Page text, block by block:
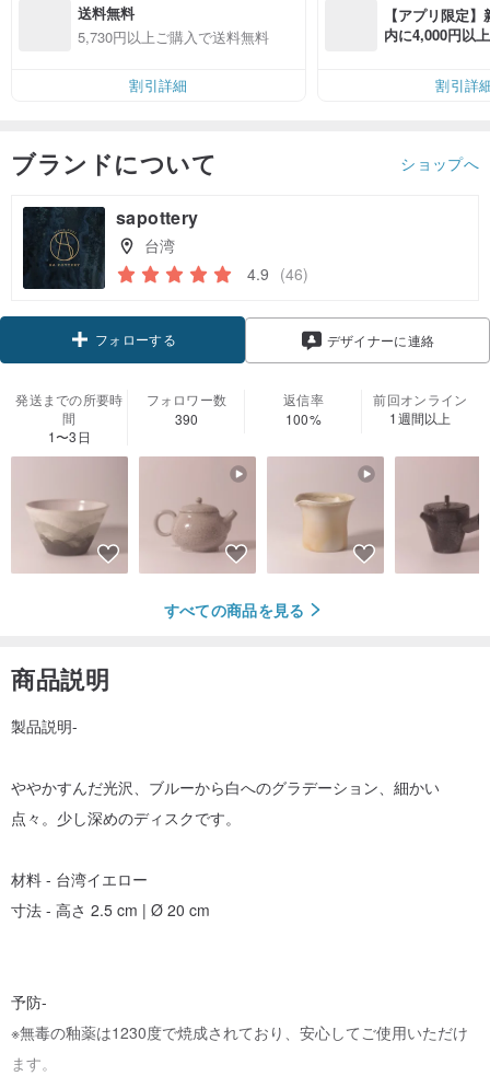
送料無料
5,730円以上ご購入で送料無料
割引詳細
【アプリ限定
内に4,000円以
割引詳
ブランドについて ショップへ
sapottery
台湾
4.9 (46)
フォローする デザイナーに連絡
発送までの所要時
間
1〜3日
フォロワー数
390
返信率
100%
前回オンライン
1週間以上
すべての商品を見る
商品説明
製品説明-
ややかすんだ光沢、ブルーから白へのグラデーション、細かい
点々。少し深めのディスクです。
材料 - 台湾イエロー
寸法 - 高さ 2.5 cm | Ø 20 cm
予防-
※無毒の釉薬は1230度で焼成されており、安心してご使用いただけ
ます。